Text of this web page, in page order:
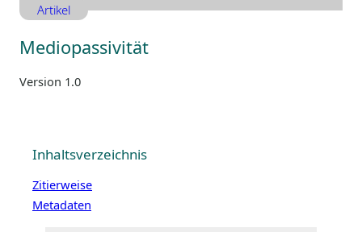
Artikel
Mediopassivität
Version 1.0
Inhaltsverzeichnis
Zitierweise
Metadaten